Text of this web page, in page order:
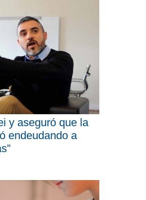
y aseguró que la
endeudando a